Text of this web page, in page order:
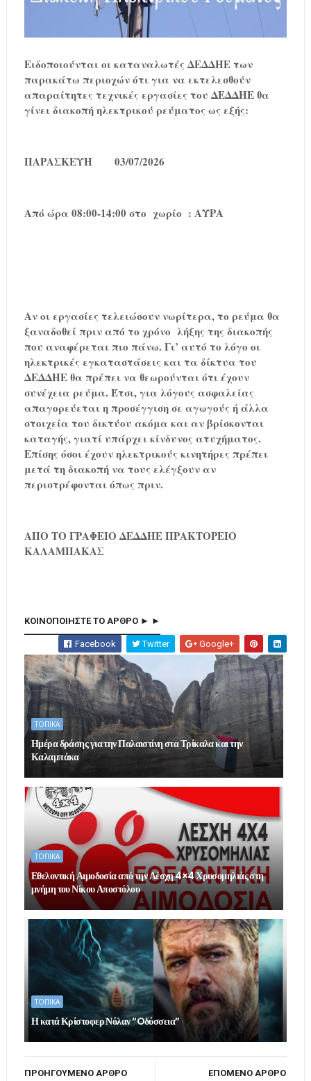
Ειδοποιούνται οι καταναλωτές ΔΕΔΔΗΕ των
παρακάτω περιοχών ότι για να εκτελεσθούν
απαραίτητες τεχνικές εργασίες του ΔΕΔΔΗΕ θα
γίνει διακοπή ηλεκτρικού ρεύματος ως εξής:
ΠΑΡΑΣΚΕΥΗ 03/07/2026
Από ώρα 08:00-14:00 στο χωρίο : ΑΥΡΑ
Αν οι εργασίες τελειώσουν νωρίτερα, το ρεύμα θα
ξαναδοθεί πριν από το χρόνο λήξης της διακοπής
που αναφέρεται πιο πάνω. Γι’ αυτό το λόγο οι
ηλεκτρικές εγκαταστάσεις και τα δίκτυα του
ΔΕΔΔΗΕ θα πρέπει να θεωρούνται ότι έχουν
συνέχεια ρεύμα. Έτσι, για λόγους ασφαλείας
απαγορεύεται η προσέγγιση σε αγωγούς ή άλλα
στοιχεία του δικτύου ακόμα και αν βρίσκονται
καταγής, γιατί υπάρχει κίνδυνος ατυχήματος.
Επίσης όσοι έχουν ηλεκτρικούς κινητήρες πρέπει
μετά τη διακοπή να τους ελέγξουν αν
περιστρέφονται όπως πριν.
ΑΠΟ ΤΟ ΓΡΑΦΕΙΟ ΔΕΔΔΗΕ ΠΡΑΚΤΟΡΕΙΟ
ΚΑΛΑΜΠΑΚΑΣ
ΚΟΙΝΟΠΟΙΗΣΤΕ ΤΟ ΑΡΘΡΟ ► ►
Facebook Twitter Google+
ΤΟΠΙΚΑ
Ημέρα δράσης για την Παλαιστίνη στα Τρίκαλα και την
Καλαμπάκα
ΤΟΠΙΚΑ
Εθελοντική Αιμοδοσία από την Λέσχη 4×4 Χρυσομηλιάς στη
μνήμη του Νίκου Αποστόλου
ΤΟΠΙΚΑ
Η κατά Κρίστοφερ Νόλαν “Oδύσσεια”
ΕΠΟΜΕΝΟ ΑΡΘΡΟ
ΠΡΟΗΓΟΥΜΕΝΟ ΑΡΘΡΟ